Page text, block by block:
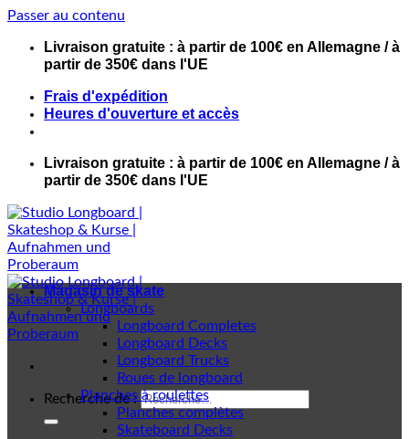
Passer au contenu
Livraison gratuite : à partir de 100€ en Allemagne / à
partir de 350€ dans l'UE
Frais d'expédition
Heures d'ouverture et accès
Livraison gratuite : à partir de 100€ en Allemagne / à
partir de 350€ dans l'UE
Recherche de :
Magasin de skate
Longboards
Longboard Completes
Longboard Decks
Longboard Trucks
Roues de longboard
Planches à roulettes
Planches complètes
Skateboard Decks